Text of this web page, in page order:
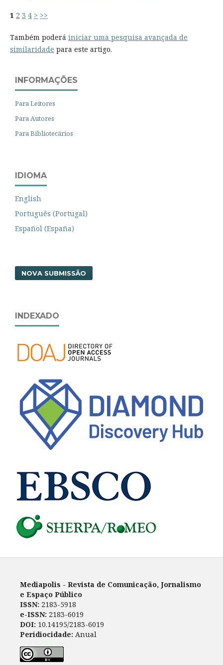
1 2 3 4 > >>
Também poderá iniciar uma pesquisa avançada de
similaridade para este artigo.
INFORMAÇÕES
Para Leitores
Para Autores
Para Bibliotecários
IDIOMA
English
Português (Portugal)
Español (España)
NOVA SUBMISSÃO
INDEXADO
Mediapolis - Revista de Comunicação, Jornalismo
e Espaço Público
ISSN: 2183-5918
e-ISSN: 2183-6019
DOI: 10.14195/2183-6019
Peridiocidade: Anual